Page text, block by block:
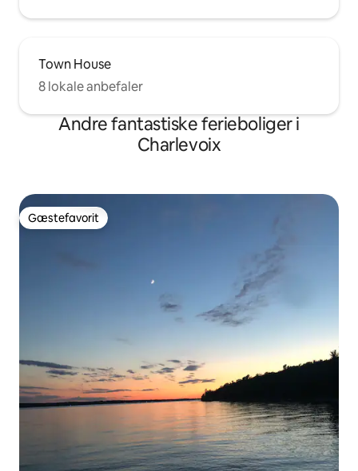
Town House
8 lokale anbefaler
Andre fantastiske ferieboliger i
Charlevoix
Gæstefavorit
Gæstefavorit